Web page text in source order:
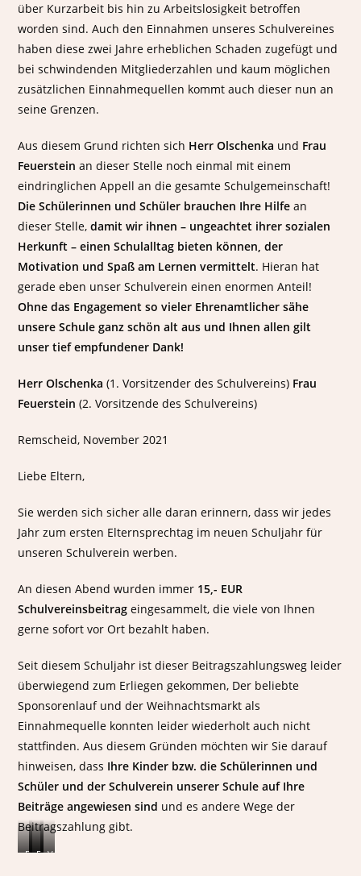
über Kurzarbeit bis hin zu Arbeitslosigkeit betroffen
worden sind. Auch den Einnahmen unseres Schulvereines
haben diese zwei Jahre erheblichen Schaden zugefügt und
bei schwindenden Mitgliederzahlen und kaum möglichen
zusätzlichen Einnahmequellen kommt auch dieser nun an
seine Grenzen.
Aus diesem Grund richten sich Herr Olschenka und Frau
Feuerstein an dieser Stelle noch einmal mit einem
eindringlichen Appell an die gesamte Schulgemeinschaft!
Die Schülerinnen und Schüler brauchen Ihre Hilfe an
dieser Stelle,damit wir ihnen – ungeachtet ihrer sozialen
Herkunft – einen Schulalltag bieten können, der
Motivation und Spaß am Lernen vermittelt. Hieran hat
gerade eben unser Schulverein einen enormen Anteil!
Ohne das Engagement so vieler Ehrenamtlicher sähe
unsere Schule ganz schön alt aus und Ihnen allen gilt
unser tief empfundener Dank!
Herr Olschenka (1. Vorsitzender des Schulvereins) Frau
Feuerstein (2. Vorsitzende des Schulvereins)
Remscheid, November 2021
Liebe Eltern,
Sie werden sich sicher alle daran erinnern, dass wir jedes
Jahr zum ersten Elternsprechtag im neuen Schuljahr für
unseren Schulverein werben.
An diesen Abend wurden immer 15,- EUR
Schulvereinsbeitrag eingesammelt, die viele von Ihnen
gerne sofort vor Ort bezahlt haben.
Seit diesem Schuljahr ist dieser Beitragszahlungsweg leider
überwiegend zum Erliegen gekommen, Der beliebte
Sponsorenlauf und der Weihnachtsmarkt als
Einnahmequelle konnten leider wiederholt auch nicht
stattfinden. Aus diesem Gründen möchten wir Sie darauf
hinweisen, dass Ihre Kinder bzw. die Schülerinnen und
Schüler und der Schulverein unserer Schule auf Ihre
Beiträge angewiesen sind und es andere Wege der
Beitragszahlung gibt.
B E
E V